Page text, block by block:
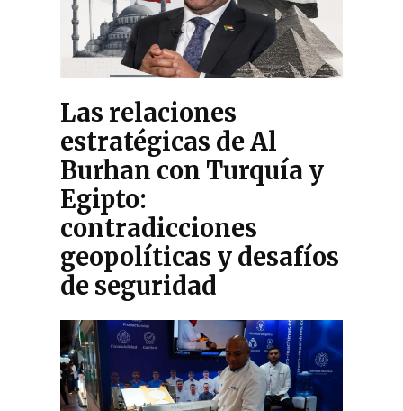
Las relaciones
estratégicas de Al
Burhan con Turquía y
Egipto:
contradicciones
geopolíticas y desafíos
de seguridad